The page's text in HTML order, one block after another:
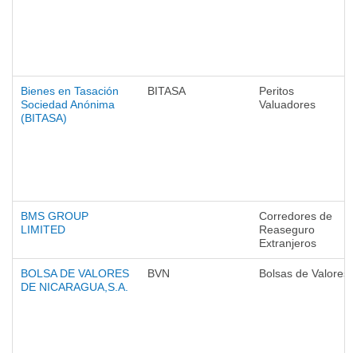
Bienes en Tasación
Sociedad Anónima
(BITASA)
BITASA
Peritos
Valuadores
BMS GROUP
LIMITED
Corredores de
Reaseguro
Extranjeros
BOLSA DE VALORES
DE NICARAGUA,S.A.
BVN Bolsas de Valores